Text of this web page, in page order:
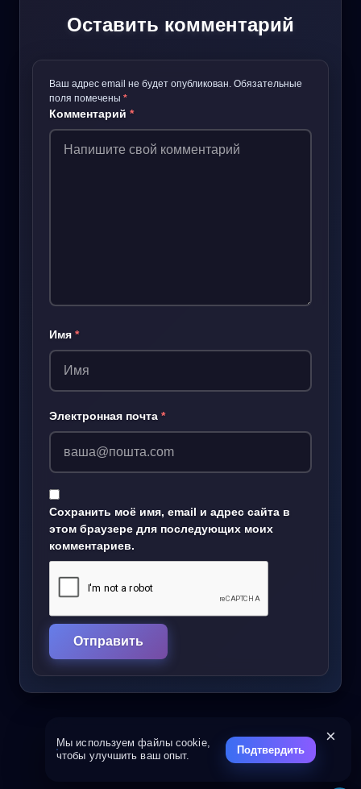
×
Мы используем файлы cookie,
чтобы улучшить ваш опыт.
Подтвердить
Оставить комментарий
Ваш адрес email не будет опубликован. Обязательные
поля помечены *
Комментарий *
Имя *
Электронная почта *
Сохранить моё имя, email и адрес сайта в
этом браузере для последующих моих
комментариев.